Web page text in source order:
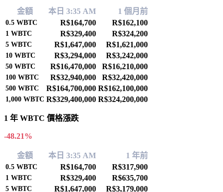
金額 本日 3:35 AM 1 個月前
0.5 WBTC R$164,700 R$162,100
1 WBTC R$329,400 R$324,200
5 WBTC R$1,647,000 R$1,621,000
10 WBTC R$3,294,000 R$3,242,000
50 WBTC R$16,470,000 R$16,210,000
100 WBTC R$32,940,000 R$32,420,000
500 WBTC R$164,700,000 R$162,100,000
1,000 WBTC R$329,400,000 R$324,200,000
1 年 WBTC 價格漲跌
-48.21%
金額 本日 3:35 AM 1 年前
0.5 WBTC R$164,700 R$317,900
1 WBTC R$329,400 R$635,700
5 WBTC R$1,647,000 R$3,179,000